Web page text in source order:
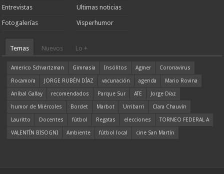
Entrevistas
Fotogalerías
Ultimas noticias
Visperhumor
Temas Nuevos Lo +
Americo Schvartzman Gimnasia Insólitos Agmer
Coronavirus
Rocamora
JORGE RUBÉN DÍAZ vacunación agenda
Mario Rovina
Aníbal Gallay
recomendados Parque Sur ATE
Jorge Díaz
humor de Miércoles
Bordet Marbot Urribarri
Clara Chauvín
Lauritto
Docentes fútbol Regatas elecciones
TORNEO FEDERAL A
VALENTÍN BISOGNI
Ambiente fútbol local cine San Martín